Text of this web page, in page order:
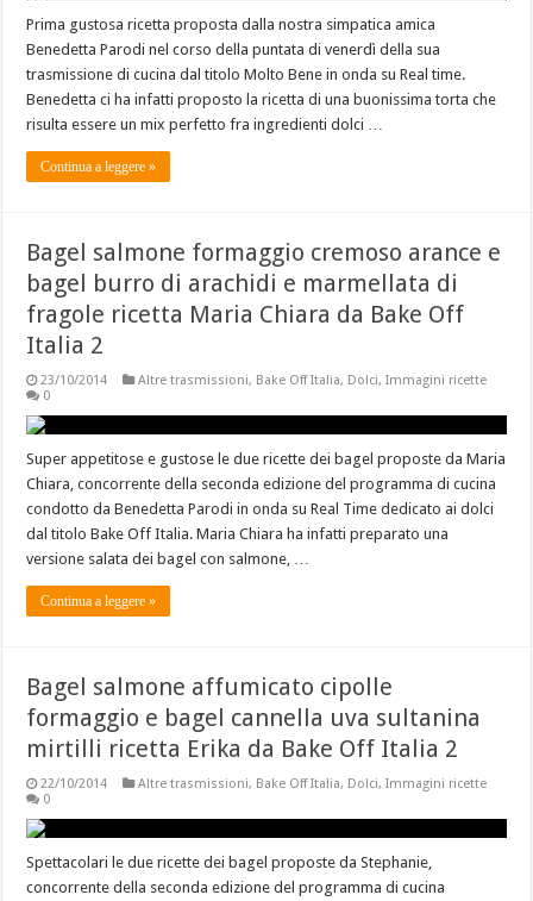
Prima gustosa ricetta proposta dalla nostra simpatica amica
Benedetta Parodi nel corso della puntata di venerdì della sua
trasmissione di cucina dal titolo Molto Bene in onda su Real time.
Benedetta ci ha infatti proposto la ricetta di una buonissima torta che
risulta essere un mix perfetto fra ingredienti dolci …
Continua a leggere »
Bagel salmone formaggio cremoso arance e
bagel burro di arachidi e marmellata di
fragole ricetta Maria Chiara da Bake Off
Italia 2
23/10/2014 Altre trasmissioni, Bake Off Italia, Dolci,Immagini ricette
0
Super appetitose e gustose le due ricette dei bagel proposte da Maria
Chiara, concorrente della seconda edizione del programma di cucina
condotto da Benedetta Parodi in onda su Real Time dedicato ai dolci
dal titolo Bake Off Italia. Maria Chiara ha infatti preparato una
versione salata dei bagel con salmone, …
Continua a leggere »
Bagel salmone affumicato cipolle
formaggio e bagel cannella uva sultanina
mirtilli ricetta Erika da Bake Off Italia 2
22/10/2014 Altre trasmissioni, Bake Off Italia, Dolci,Immagini ricette
0
Spettacolari le due ricette dei bagel proposte da Stephanie,
concorrente della seconda edizione del programma di cucina